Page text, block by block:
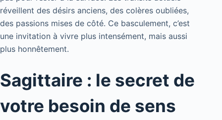
réveillent des désirs anciens, des colères oubliées,
des passions mises de côté. Ce basculement, c’est
une invitation à vivre plus intensément, mais aussi
plus honnêtement.
Sagittaire : le secret de
votre besoin de sens